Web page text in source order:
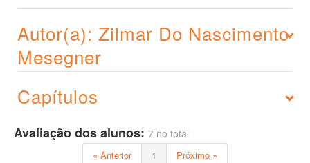
Autor(a): Zilmar Do Nascimento
Mesegner
Capítulos
Avaliação dos alunos: 7 no total
« Anterior 1 Próximo »